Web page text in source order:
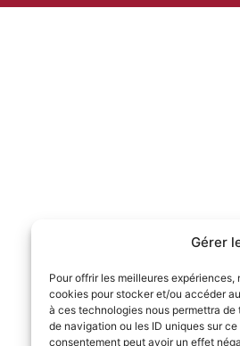
Gérer
Pour offrir les meilleures
cookies pour stocker et/ou accéder
à ces technologies nous permettra
de navigation ou les ID uniques sur
consentement peut avoir un effet